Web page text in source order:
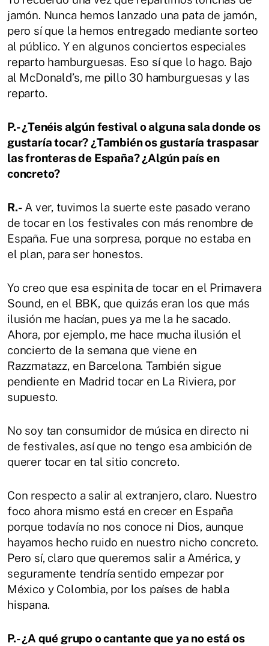
jamón. Nunca hemos lanzado una pata de jamón,
pero sí que la hemos entregado mediante sorteo
al público. Y en algunos conciertos especiales
reparto hamburguesas. Eso sí que lo hago. Bajo
al McDonald’s, me pillo 30 hamburguesas y las
reparto.
P.- ¿Tenéis algún festival o alguna sala donde os
gustaría tocar? ¿También os gustaría traspasar
las fronteras de España? ¿Algún país en
concreto?
R.-A ver, tuvimos la suerte este pasado verano
de tocar en los festivales con más renombre de
España. Fue una sorpresa, porque no estaba en
el plan, para ser honestos.
Yo creo que esa espinita de tocar en el Primavera
Sound, en el BBK, que quizás eran los que más
ilusión me hacían, pues ya me la he sacado.
Ahora, por ejemplo, me hace mucha ilusión el
concierto de la semana que viene en
Razzmatazz, en Barcelona. También sigue
pendiente en Madrid tocar en La Riviera, por
supuesto.
No soy tan consumidor de música en directo ni
de festivales, así que no tengo esa ambición de
querer tocar en tal sitio concreto.
Con respecto a salir al extranjero, claro. Nuestro
foco ahora mismo está en crecer en España
porque todavía no nos conoce ni Dios, aunque
hayamos hecho ruido en nuestro nicho concreto.
Pero sí, claro que queremos salir a América, y
seguramente tendría sentido empezar por
México y Colombia, por los países de habla
hispana.
P.- ¿A qué grupo o cantante que ya no está os